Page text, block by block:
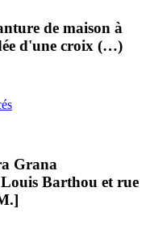
de maison à
d'une croix (…)
Grana
Barthou et rue